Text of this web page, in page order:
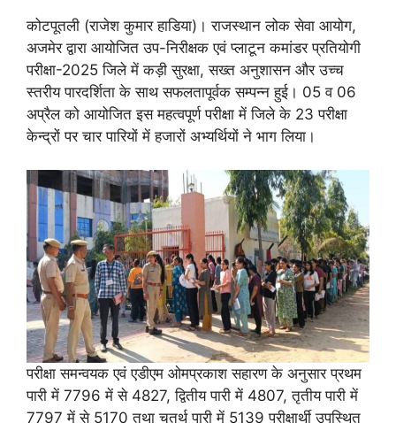
कोटपूतली (राजेश कुमार हाडिया)। राजस्थान लोक सेवा आयोग,
अजमेर द्वारा आयोजित उप-निरीक्षक एवं प्लाटून कमांडर प्रतियोगी
परीक्षा-2025 जिले में कड़ी सुरक्षा, सख्त अनुशासन और उच्च
स्तरीय पारदर्शिता के साथ सफलतापूर्वक सम्पन्न हुई। 05 व 06
अप्रैल को आयोजित इस महत्वपूर्ण परीक्षा में जिले के 23 परीक्षा
केन्द्रों पर चार पारियों में हजारों अभ्यर्थियों ने भाग लिया।
परीक्षा समन्वयक एवं एडीएम ओमप्रकाश सहारण के अनुसार प्रथम
पारी में 7796 में से 4827, द्वितीय पारी में 4807, तृतीय पारी में
7797 में से 5170 तथा चतुर्थ पारी में 5139 परीक्षार्थी उपस्थित